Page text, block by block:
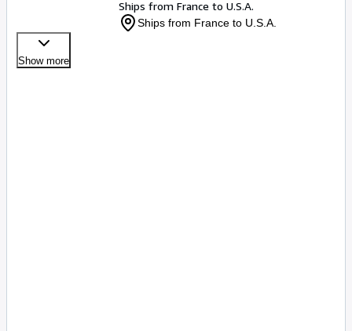
Ships from France to U.S.A.
Ships from France to U.S.A.
Show more